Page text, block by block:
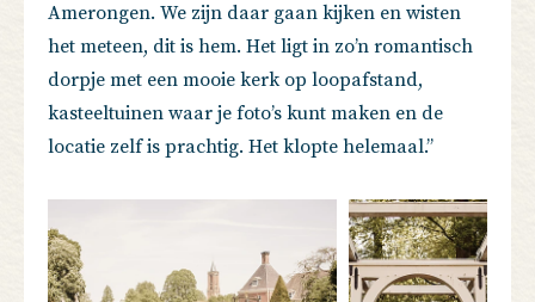
Amerongen. We zijn daar gaan kijken en wisten
het meteen, dit is hem. Het ligt in zo’n romantisch
dorpje met een mooie kerk op loopafstand,
kasteeltuinen waar je foto’s kunt maken en de
locatie zelf is prachtig. Het klopte helemaal.’’